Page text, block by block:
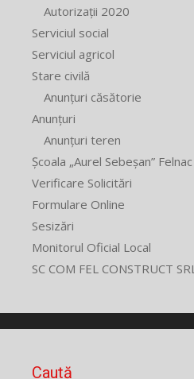
Autorizații 2020
Serviciul social
Serviciul agricol
Stare civilă
Anunțuri căsătorie
Anunțuri
Anunțuri teren
Școala „Aurel Sebeșan” Felnac
Verificare Solicitări
Formulare Online
Sesizări
Monitorul Oficial Local
SC COM FEL CONSTRUCT SRL
Caută